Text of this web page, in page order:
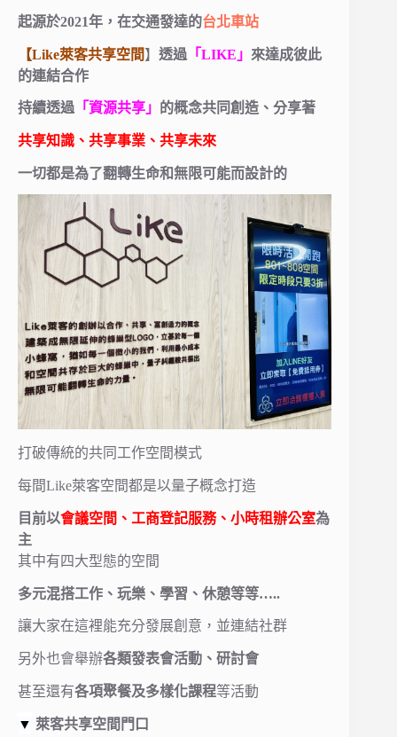
起源於2021年，在交通發達的台北車站
【Like萊客共享空間】 透過 「LIKE」 來達成彼此
的連結合作
持續透過 「資源共享」 的概念共同創造、分享著
共享知識、共享事業、共享未來
一切都是為了翻轉生命和無限可能而設計的
打破傳統的共同工作空間模式
每間Like萊客空間都是以量子概念打造
目前以會議空間、工商登記服務、小時租辦公室為
主
其中有四大型態的空間
多元混搭工作、玩樂、學習、休憩等等…..
讓大家在這裡能充分發展創意，並連結社群
另外也會舉辦各類發表會活動、研討會
甚至還有各項聚餐及多樣化課程等活動
▼ 萊客共享空間門口